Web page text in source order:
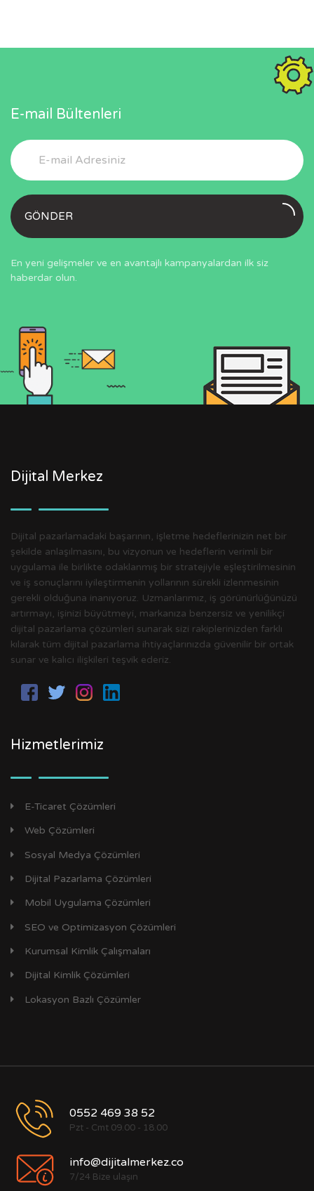
E-mail Bültenleri
GÖNDER
En yeni gelişmeler ve en avantajlı kampanyalardan ilk siz
haberdar olun.
Dijital Merkez
Dijital pazarlamadaki başarının, işletme hedeflerinizin net bir
şekilde anlaşılmasını, bu vizyonun ve hedeflerin verimli bir
uygulama ile birlikte odaklanmış bir stratejiyle eşleştirilmesinin
ve iş sonuçlarını iyileştirmenin yollarının sürekli izlenmesinin
gerekli olduğuna inanıyoruz. Uzmanlarımız, iş görünürlüğünüzü
artırmayı, işinizi büyütmeyi, markanıza benzersiz ve yenilikçi
dijital pazarlama çözümleri sunarak sizi rakiplerinizden farklı
kılarak tüm dijital pazarlama ihtiyaçlarınızda güvenilir bir ortak
sunar ve kalıcı ilişkileri teşvik ederiz.
Hizmetlerimiz
E-Ticaret Çözümleri
Web Çözümleri
Sosyal Medya Çözümleri
Dijital Pazarlama Çözümleri
Mobil Uygulama Çözümleri
SEO ve Optimizasyon Çözümleri
Kurumsal Kimlik Çalışmaları
Dijital Kimlik Çözümleri
Lokasyon Bazlı Çözümler
0552 469 38 52
Pzt - Cmt 09.00 - 18.00
info@dijitalmerkez.co
7/24 Bize ulaşın